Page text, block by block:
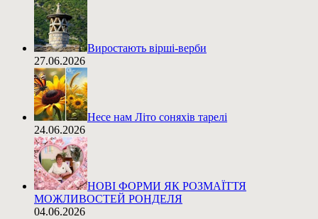
Виростають вірші-верби
27.06.2026
Несе нам Літо соняхів тарелі
24.06.2026
НОВІ ФОРМИ ЯК РОЗМАЇТТЯ
МОЖЛИВОСТЕЙ РОНДЕЛЯ
04.06.2026